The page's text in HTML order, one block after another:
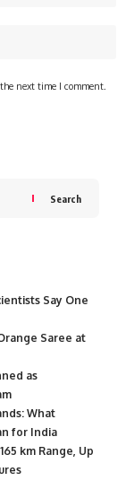
next time I comment.
Search
Say One
Saree at
as
What
for India
km Range, Up